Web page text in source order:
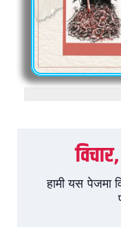
हामी यस पेजमा